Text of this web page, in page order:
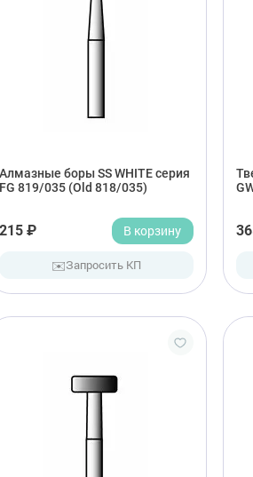
Алмазные боры SS WHITE серия
FG 819/035 (Old 818/035)
215 ₽ В корзину
✉️Запросить КП